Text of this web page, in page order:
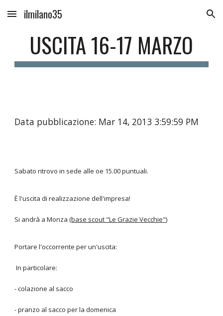
Skip to main content Skip to navigation
ilmilano35
USCITA 16-17 MARZO
Data pubblicazione: Mar 14, 2013 3:59:59 PM
Sabato ritrovo in sede alle oe 15.00 puntuali.
È l'uscita di realizzazione dell'impresa!
Si andrà a Monza (base scout "Le Grazie Vecchie")
Portare l'occorrente per un'uscita:
In particolare:
- colazione al sacco
- pranzo al sacco per la domenica